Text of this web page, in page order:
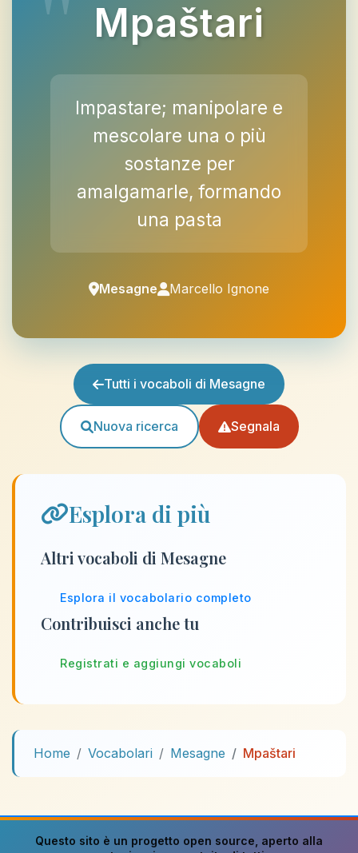
Mpaštari
Impastare; manipolare e
mescolare una o più
sostanze per
amalgamarle, formando
una pasta
Mesagne Marcello Ignone
Tutti i vocaboli di Mesagne
Nuova ricerca Segnala
Esplora di più
Altri vocaboli di Mesagne
Esplora il vocabolario completo
Contribuisci anche tu
Registrati e aggiungi vocaboli
Home Vocabolari Mesagne Mpaštari
Questo sito è un progetto open source , aperto alla